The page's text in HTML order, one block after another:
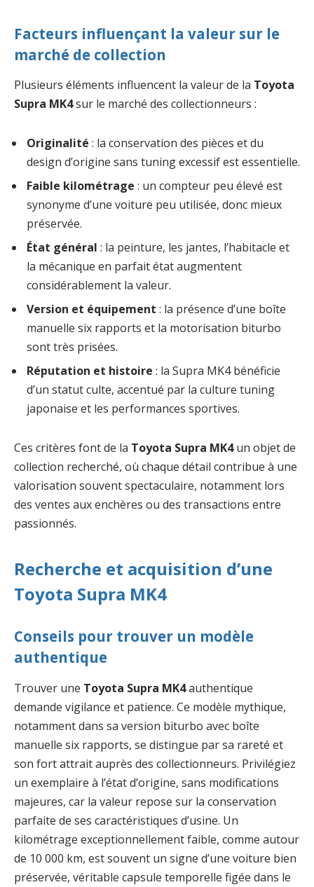
Facteurs influençant la valeur sur le
marché de collection
Plusieurs éléments influencent la valeur de la Toyota
Supra MK4sur le marché des collectionneurs :
Originalité : la conservation des pièces et du
design d’origine sans tuning excessif est essentielle.
Faible kilométrage : un compteur peu élevé est
synonyme d’une voiture peu utilisée, donc mieux
préservée.
État général : la peinture, les jantes, l’habitacle et
la mécanique en parfait état augmentent
considérablement la valeur.
Version et équipement : la présence d’une boîte
manuelle six rapports et la motorisation biturbo
sont très prisées.
Réputation et histoire : la Supra MK4 bénéficie
d’un statut culte, accentué par la culture tuning
japonaise et les performances sportives.
Ces critères font de la Toyota Supra MK4un objet de
collection recherché, où chaque détail contribue à une
valorisation souvent spectaculaire, notamment lors
des ventes aux enchères ou des transactions entre
passionnés.
Recherche et acquisition d’une
Toyota Supra MK4
Conseils pour trouver un modèle
authentique
Trouver une Toyota Supra MK4authentique
demande vigilance et patience. Ce modèle mythique,
notamment dans sa version biturbo avec boîte
manuelle six rapports, se distingue par sa rareté et
son fort attrait auprès des collectionneurs. Privilégiez
un exemplaire à l’état d’origine, sans modifications
majeures, car la valeur repose sur la conservation
parfaite de ses caractéristiques d’usine. Un
kilométrage exceptionnellement faible, comme autour
de 10 000 km, est souvent un signe d’une voiture bien
préservée, véritable capsule temporelle figée dans le